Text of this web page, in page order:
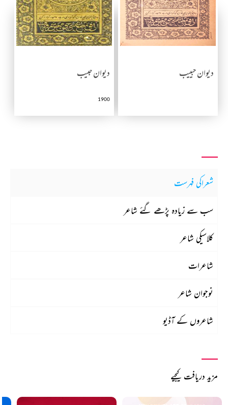
دیوان حبییب دیوان حبیب
1900
شعراکی فہرست
سب سے زیادہ پڑھے گئے شاعر
کلاسیکی شاعر
شاعرات
نوجوان شاعر
شاعروں کے آڈیو
مزید دریافت کیجیے